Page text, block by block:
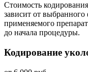
Стоимость
зависит от
применяемого
до начала процедуры.
Кодирование